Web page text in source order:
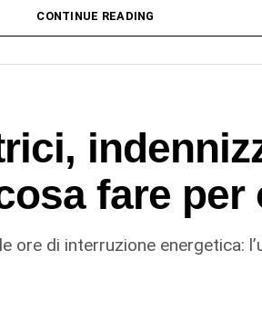
I nostri tecnici hanno quindi
sostituzione integrale del tratto
garantire un ripristino sicuro e
di nuovi cedimenti a breve
di 24 ore.
CONTINUE READING
fare per
ore di interruzione energetica: